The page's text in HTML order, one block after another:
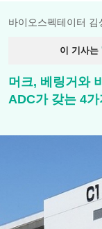
바이오스펙테이터 김
이 기사는
머크, 베링거와
ADC가 갖는 4